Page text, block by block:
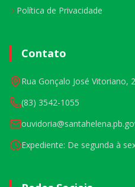
Política de Privacidade
Contato
Rua Gonçalo José Vitoriano,
(83) 3542-1055
Expediente: De segunda à